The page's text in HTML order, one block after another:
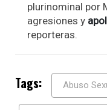
plurinominal por
agresiones y
reporteras.
Tags: Abuso